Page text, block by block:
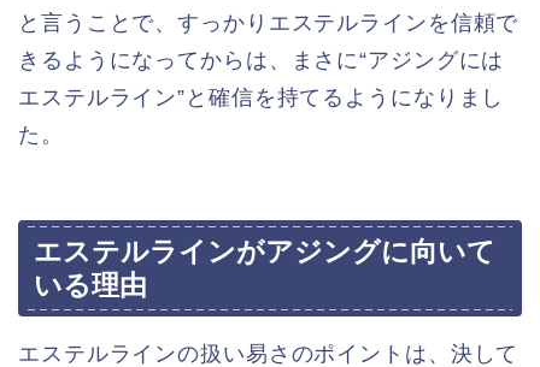
と言うことで、すっかりエステルラインを信頼で
きるようになってからは、まさに“アジングには
エステルライン”と確信を持てるようになりまし
た。
エステルラインがアジングに向いて
いる理由
エステルラインの扱い易さのポイントは、決して